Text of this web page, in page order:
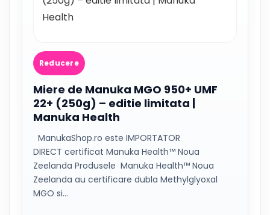
Reducere
Miere de Manuka MGO 950+ UMF
22+ (250g) – editie limitata |
Manuka Health
ManukaShop.ro este IMPORTATOR
DIRECT certificat Manuka Health™ Noua
Zeelanda Produsele Manuka Health™ Noua
Zeelanda au certificare dubla Methylglyoxal
MGO si…